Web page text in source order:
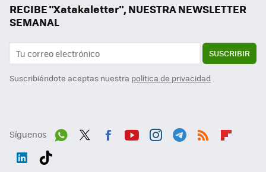
RECIBE "Xatakaletter", NUESTRA NEWSLETTER
SEMANAL
SUSCRIBIR
Suscribiéndote aceptas nuestra política de privacidad
Síguenos